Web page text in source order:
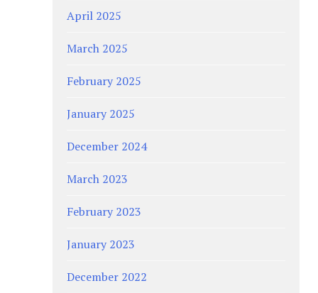
April 2025
March 2025
February 2025
January 2025
December 2024
March 2023
February 2023
January 2023
December 2022